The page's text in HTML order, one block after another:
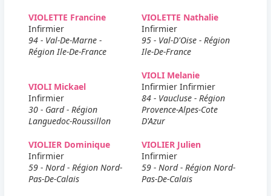
VIOLETTE Francine
Infirmier
94 - Val-De-Marne -
Région Ile-De-France
VIOLETTE Nathalie
Infirmier
95 - Val-D'Oise - Région
Ile-De-France
VIOLI Mickael
Infirmier
30 - Gard - Région
Languedoc-Roussillon
VIOLI Melanie
Infirmier Infirmier
84 - Vaucluse - Région
Provence-Alpes-Cote
D'Azur
VIOLIER Dominique
Infirmier
59 - Nord - Région Nord-
Pas-De-Calais
VIOLIER Julien
Infirmier
59 - Nord - Région Nord-
Pas-De-Calais